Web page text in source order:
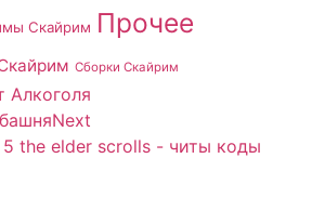
Скайрим Прочее
Сборки Скайрим
Алкоголя
Next